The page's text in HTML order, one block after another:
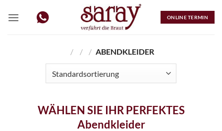
Inhalt
ONLINE TERMIN
/ / / ABENDKLEIDER
WÄHLEN SIE IHR PERFEKTES
Abendkleider